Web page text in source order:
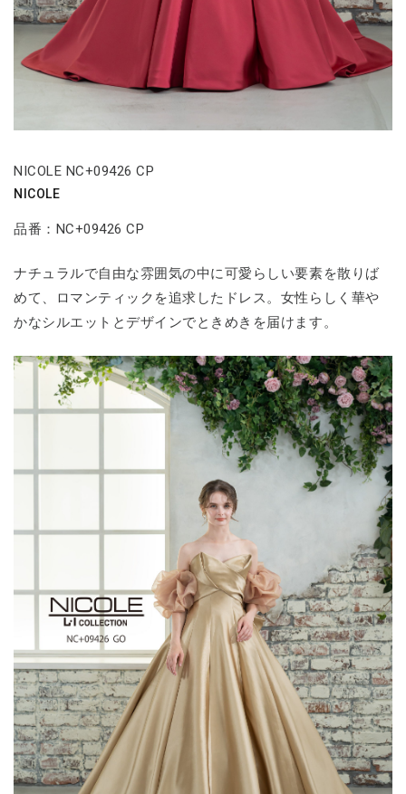
NICOLE NC+09426 CP
NICOLE
品番：NC+09426 CP
ナチュラルで自由な雰囲気の中に可愛らしい要素を散りば
めて、ロマンティックを追求したドレス。女性らしく華や
かなシルエットとデザインでときめきを届けます。